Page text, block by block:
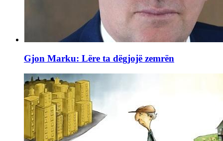
Gjon Marku: Lëre ta dëgjojë zemrën